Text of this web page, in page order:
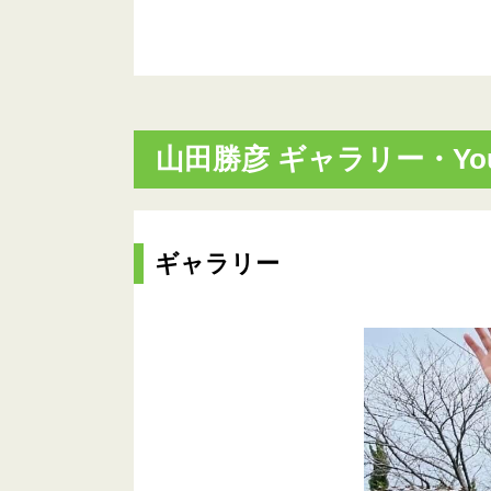
山田勝彦 ギャラリー・
ギャラリー